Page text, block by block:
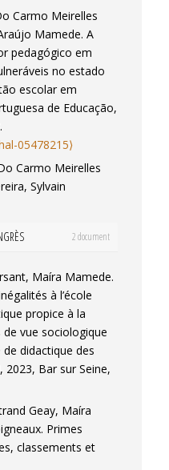
Carmo Meirelles
Mamede. A
pedagógico em
no estado
escolar em
de Educação,
05478215⟩
Carmo Meirelles
Sylvain
e gestores de
eol.v20i48.2081⟩.
Allard, Maíra
prise en compte de
une double
de CM2.
de Sciences
3, pp.45-62.
Étude des
2 document
Maíra Mamede.
à l’école
propice à la
vue sociologique
de didactique des
2023, Bar sur Seine,
Geay, Maíra
Primes
classements et